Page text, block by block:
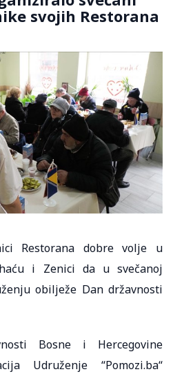
svojih Restorana
Restorana dobre volje u
i Zenici da u svečanoj
obilježe Dan državnosti
Bosne i Hercegovine
Udruženje “Pomozi.ba“